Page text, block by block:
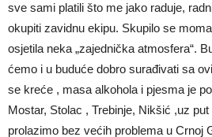
sve sami platili što me jako raduje,
okupiti zavidnu ekipu. Skupilo se
osjetila neka „zajednička atmosfera“.
ćemo i u buduće dobro surađivati sa
se kreće , masa alkohola i pjesma je
Mostar, Stolac , Trebinje, Nikšić ,uz
prolazimo bez većih problema u Crnoj